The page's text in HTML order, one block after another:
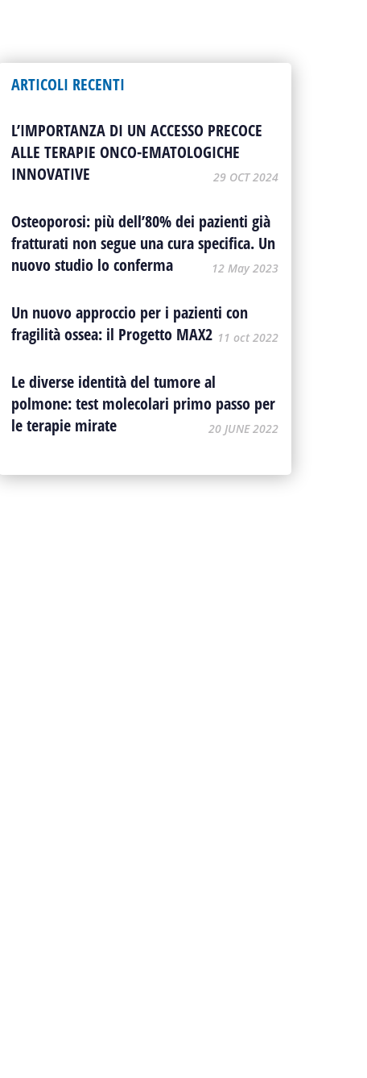
ARTICOLI RECENTI
L’IMPORTANZA DI UN ACCESSO PRECOCE
ALLE TERAPIE ONCO-EMATOLOGICHE
INNOVATIVE
29 OCT 2024
Osteoporosi: più dell’80% dei pazienti già
fratturati non segue una cura specifica. Un
nuovo studio lo conferma
12 May 2023
Un nuovo approccio per i pazienti con
fragilità ossea: il Progetto MAX2 11 oct 2022
Le diverse identità del tumore al
polmone: test molecolari primo passo per
le terapie mirate
20 JUNE 2022